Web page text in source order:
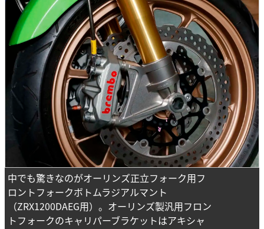
中でも驚きなのがオーリンズ正立フォーク用フ
ロントフォークボトムラジアルマント
（ZRX1200DAEG用）。オーリンズ製汎用フロン
トフォークのキャリパーブラケットはアキシャ